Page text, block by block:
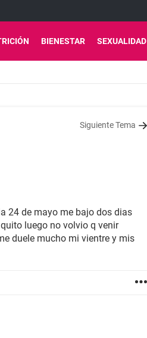
BIENESTAR SEXUALIDAD
Siguiente Tema
24 de mayo me bajo dos dias
luego no volvio q venir
duele mucho mi vientre y mis